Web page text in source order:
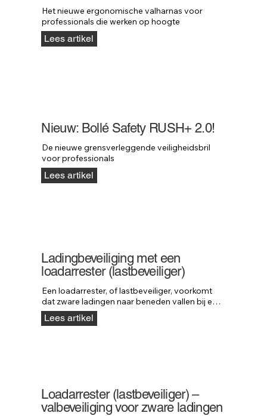
Het nieuwe ergonomische valharnas voor
professionals die werken op hoogte
Lees artikel
Nieuw: Bollé Safety RUSH+ 2.0!
De nieuwe grensverleggende veiligheidsbril
voor professionals
Lees artikel
Ladingbeveiliging met een
loadarrester (lastbeveiliger)
Een loadarrester, of lastbeveiliger, voorkomt
dat zware ladingen naar beneden vallen bij een
defect aan hijs- of machineonderdelen. De rem
grijpt direct in wanneer een last valt, waardoor
Lees artikel
Loadarrester (lastbeveiliger) –
valbeveiliging voor zware ladingen